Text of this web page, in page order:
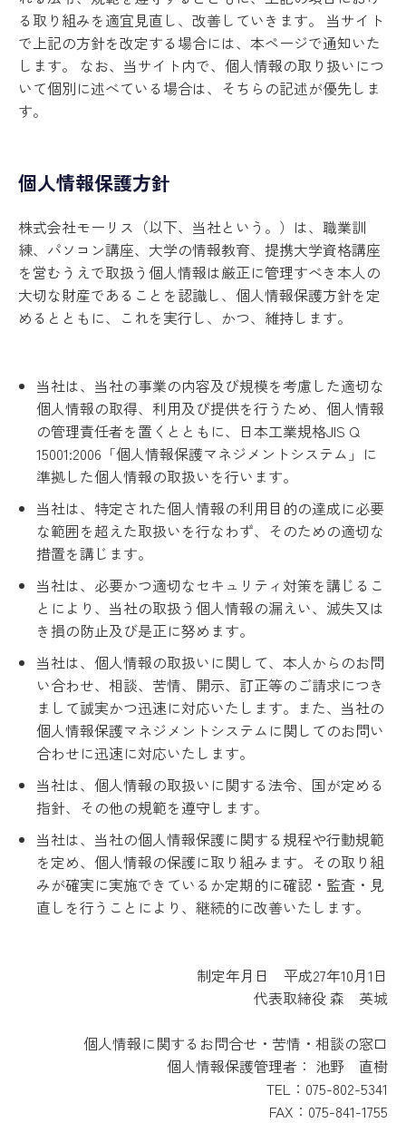
る取り組みを適宜見直し、改善していきます。 当サイト
で上記の方針を改定する場合には、本ページで通知いた
します。 なお、当サイト内で、個人情報の取り扱いにつ
いて個別に述べている場合は、そちらの記述が優先しま
す。
個人情報保護方針
株式会社モーリス（以下、当社という。）は、職業訓
練、パソコン講座、大学の情報教育、提携大学資格講座
を営むうえで取扱う個人情報は厳正に管理すべき本人の
大切な財産であることを認識し、個人情報保護方針を定
めるとともに、これを実行し、かつ、維持します。
当社は、当社の事業の内容及び規模を考慮した適切な
個人情報の取得、利用及び提供を行うため、個人情報
の管理責任者を置くとともに、日本工業規格JIS Q
15001:2006「個人情報保護マネジメントシステム」に
準拠した個人情報の取扱いを行います。
当社は、特定された個人情報の利用目的の達成に必要
な範囲を超えた取扱いを行なわず、そのための適切な
措置を講じます。
当社は、必要かつ適切なセキュリティ対策を講じるこ
とにより、当社の取扱う個人情報の漏えい、滅失又は
き損の防止及び是正に努めます。
当社は、個人情報の取扱いに関して、本人からのお問
い合わせ、相談、苦情、開示、訂正等のご請求につき
まして誠実かつ迅速に対応いたします。また、当社の
個人情報保護マネジメントシステムに関してのお問い
合わせに迅速に対応いたします。
当社は、個人情報の取扱いに関する法令、国が定める
指針、その他の規範を遵守します。
当社は、当社の個人情報保護に関する規程や行動規範
を定め、個人情報の保護に取り組みます。その取り組
みが確実に実施できているか定期的に確認・監査・見
直しを行うことにより、継続的に改善いたします。
制定年月日 平成27年10月1日
代表取締役 森 英城
個人情報に関するお問合せ・苦情・相談の窓口
個人情報保護管理者： 池野 直樹
TEL：075-802-5341
FAX：075-841-1755